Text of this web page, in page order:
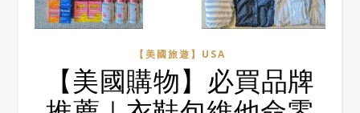
【美國旅遊】USA
【美國購物】必買品牌